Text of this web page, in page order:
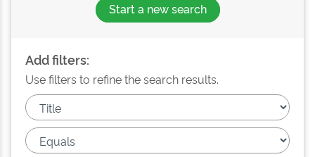
Start a new search
Add filters:
Use filters to refine the search results.